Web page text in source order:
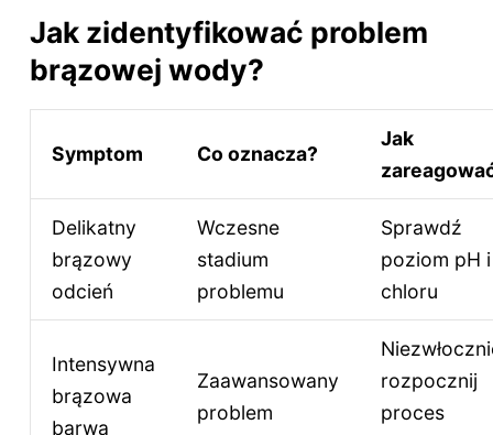
Jak zidentyfikować problem
brązowej wody?
Symptom Co oznacza?
Jak
Delikatny
brązowy
odcień
Wczesne
stadium
problemu
Sprawdź
poziom pH i
chloru
Intensywna
brązowa
barwa
Zaawansowany
problem
rozpocznij
proces